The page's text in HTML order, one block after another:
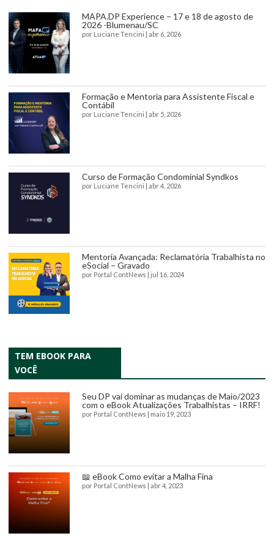
MAPA.DP Experience – 17 e 18 de agosto de
2026 -Blumenau/SC
por Luciane Tencini | abr 6, 2026
Formação e Mentoria para Assistente Fiscal e
Contábil
por Luciane Tencini | abr 5, 2026
Curso de Formação Condominial Syndkos
por Luciane Tencini | abr 4, 2026
Mentoria Avançada: Reclamatória Trabalhista no
eSocial – Gravado
por Portal ContNews | jul 16, 2024
TEM EBOOK PARA
VOCÊ
Seu DP vai dominar as mudanças de Maio/2023
com o eBook Atualizações Trabalhistas – IRRF!
por Portal ContNews | maio 19, 2023
📖 eBook Como evitar a Malha Fina
por Portal ContNews | abr 4, 2023